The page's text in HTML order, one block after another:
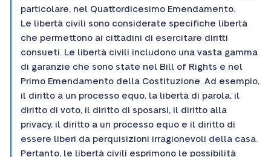
particolare, nel Quattordicesimo Emendamento.
Le libertà civili sono considerate specifiche libertà
che permettono ai cittadini di esercitare diritti
consueti. Le libertà civili includono una vasta gamma
di garanzie che sono state nel Bill of Rights e nel
Primo Emendamento della Costituzione. Ad esempio,
il diritto a un processo equo, la libertà di parola, il
diritto di voto, il diritto di sposarsi, il diritto alla
privacy, il diritto a un processo equo e il diritto di
essere liberi da perquisizioni irragionevoli della casa.
Pertanto, le libertà civili esprimono le possibilità